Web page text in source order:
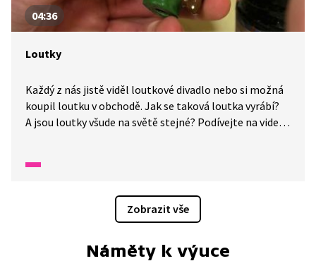
04:36
Loutky
Každý z nás jistě viděl loutkové divadlo nebo si možná
koupil loutku v obchodě. Jak se taková loutka vyrábí?
A jsou loutky všude na světě stejné? Podívejte na video
Zobrazit vše
Náměty k výuce